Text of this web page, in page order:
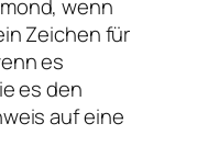
wenn
Zeichen für
es
es den
auf eine